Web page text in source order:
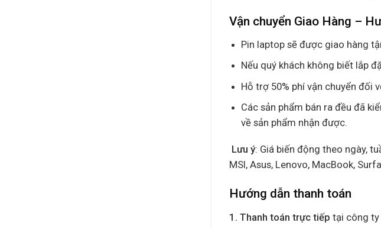
Vận chuyển Giao Hàng –
Pin laptop sẽ được giao hàng
Nếu quý khách không biết lắp
Hỗ trợ 50% phí vận chuyển đối
Các sản phẩm bán ra đều đã
về sản phẩm nhận được.
Lưu ý: Giá biến động theo ngày,
MSI, Asus, Lenovo, MacBook,
Hướng dẫn thanh toán
1. Thanh toán trực tiếp tại công ty